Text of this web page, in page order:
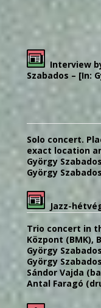
Interview
Szabados – [In:
Solo concert.
exact location
György
György
Jazz-
Trio concert in
Központ (BMK),
György
György
Sándor Vajda
Antal Faragó